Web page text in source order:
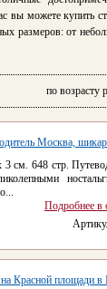
вы можете
размеров: от
возрасту
Москва,
см. 648 стр.
Подробнее в
на Красной площади